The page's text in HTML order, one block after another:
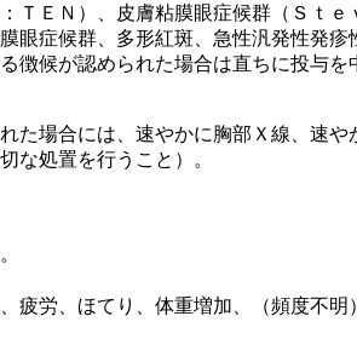
ＥＮ）、皮膚粘膜眼症候群（Ｓｔｅ
症候群、多形紅斑、急性汎発性発
候が認められた場合は直ちに投与
場合には、速やかに胸部Ｘ線、速
な処置を行うこと）。
労、ほてり、体重増加、（頻度不明